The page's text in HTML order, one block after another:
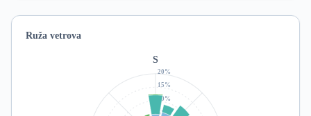
Ruža vetrova
5%
10%
15%
20%
S